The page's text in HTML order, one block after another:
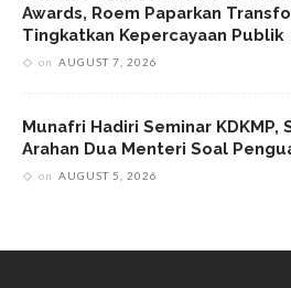
Awards, Roem Paparkan
Tingkatkan Kepercayaan Publik
on AUGUST 7, 2026
Munafri Hadiri Seminar KDKMP,
Arahan Dua Menteri Soal
on AUGUST 5, 2026